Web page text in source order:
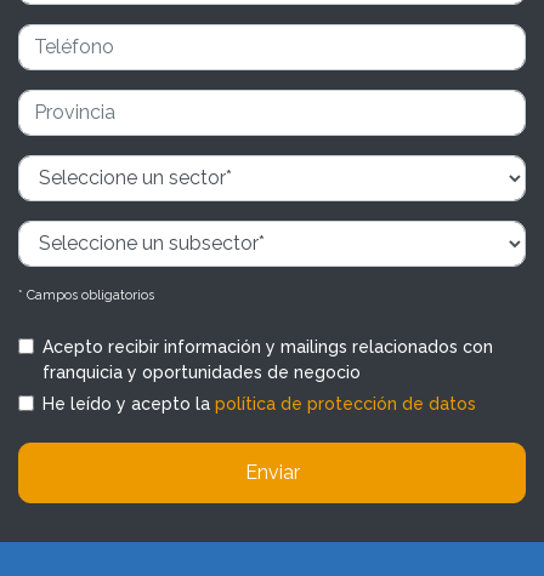
* Campos obligatorios
Acepto recibir información y mailings relacionados con
franquicia y oportunidades de negocio
He leído y acepto la política de protección de datos
Enviar